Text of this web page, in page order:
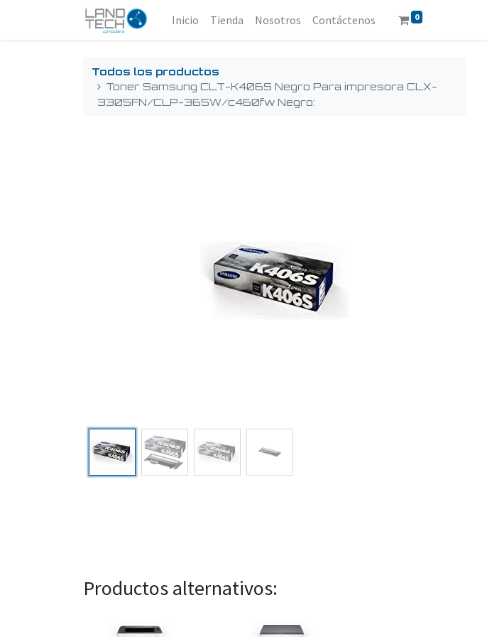
Inicio Tienda Nosotros Contáctenos 0
Todos los productos
Toner Samsung CLT-K406S Negro Para impresora CLX-
3305FN/CLP-365W/c460fw Negro:
Productos alternativos: